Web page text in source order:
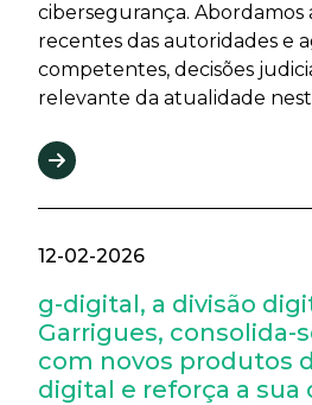
cibersegurança. Abordamos
recentes das autoridades e
competentes, decisões
relevante da atualidade
12-02-2026
g-digital, a divisão
Garrigues, consolida-
com novos produtos
digital e reforça a sua